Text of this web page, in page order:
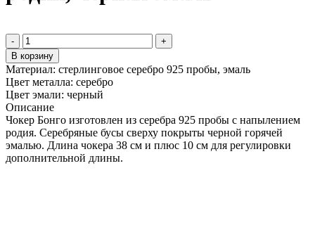
-
+
В корзину
Материал: стерлинговое серебро 925 пробы, эмаль
Цвет металла: серебро
Цвет эмали: черный
Описание
Чокер Бонго изготовлен из серебра 925 пробы с напылением
родия. Серебряные бусы сверху покрыты черной горячей
эмалью. Длина чокера 38 см и плюс 10 см для регулировки
дополнительной длины.